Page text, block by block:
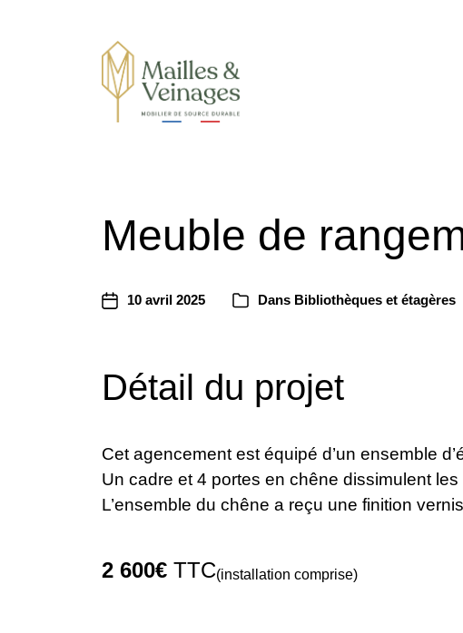
Mobilier de sources durables
Meuble de
10 avril 2025 Dans Bibliothèques et étagères
Détail du projet
Cet agencement est équipé d’un ensemble
Un cadre et 4 portes en chêne dissimulent
L’ensemble du chêne a reçu une finition
2 600€ TTC(installation comprise)